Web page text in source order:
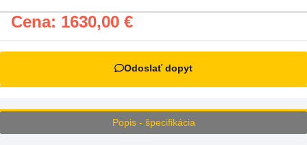
Cena: 1630,00 €
Odoslať dopyt
Popis - špecifikácia